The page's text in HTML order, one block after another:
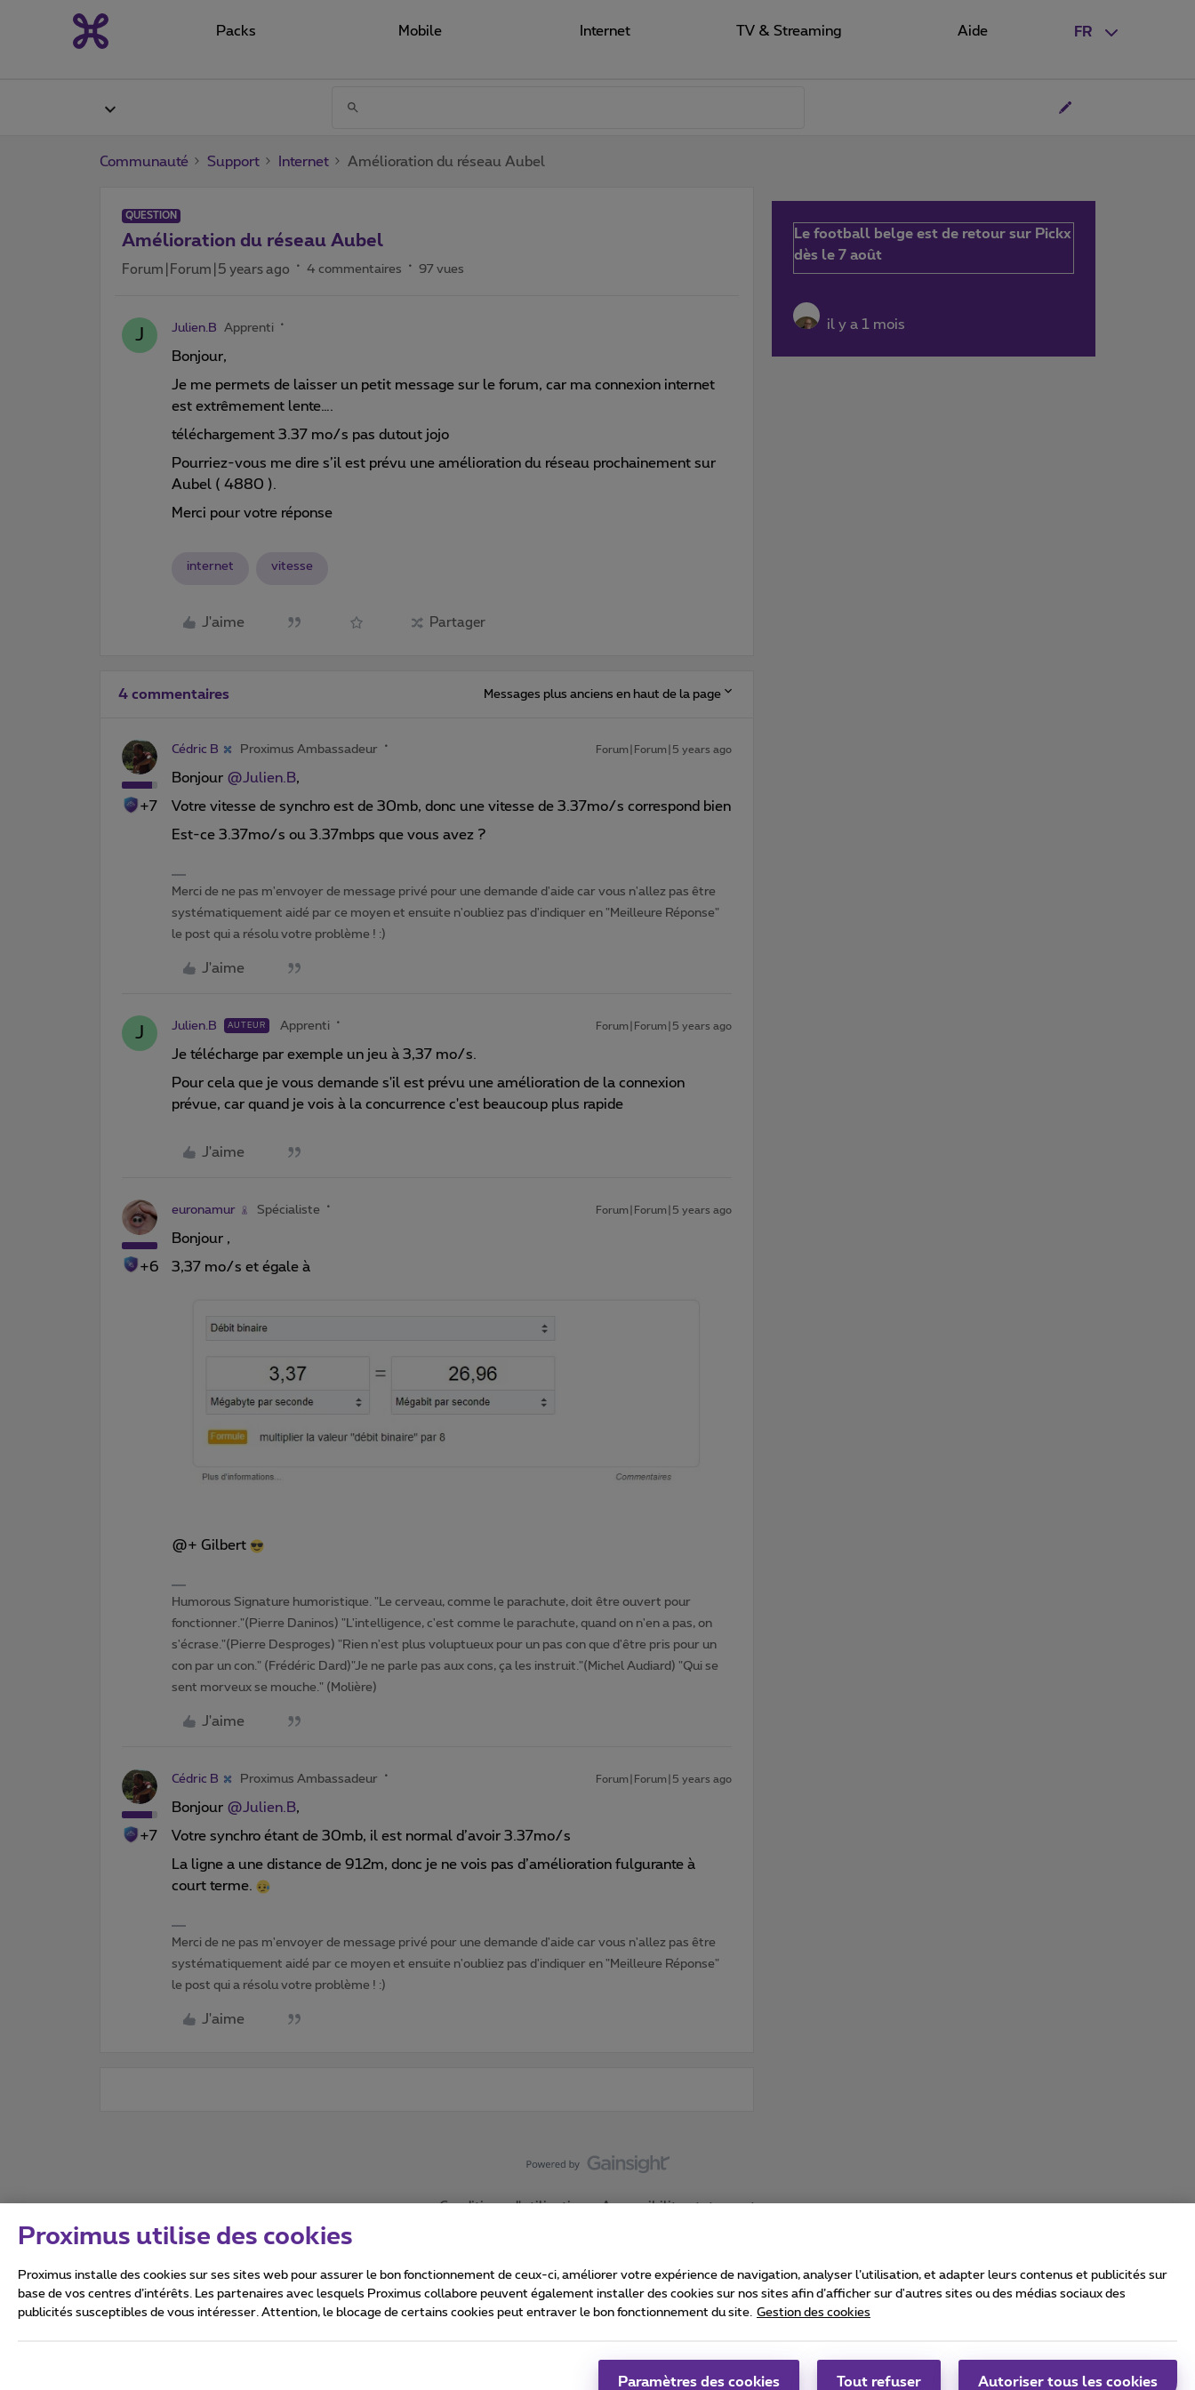
FR
Packs Mobile Internet TV & Streaming Aide
Communauté Support Internet Amélioration du réseau Aubel
QUESTION
Amélioration du réseau Aubel
Forum|Forum|5 years ago 4 commentaires 97 vues
J Julien.B Apprenti
Bonjour,
Je me permets de laisser un petit message sur le forum, car ma connexion internet
est extrêmement lente….
téléchargement 3.37 mo/s pas dutout jojo
Pourriez-vous me dire s’il est prévu une amélioration du réseau prochainement sur
Aubel ( 4880 ).
Merci pour votre réponse
internet vitesse
J'aime Partager
4 commentaires Messages plus anciens en haut de la page
+7
Cédric B Proximus Ambassadeur Forum|Forum|5 years ago
Bonjour @Julien.B,
Votre vitesse de synchro est de 30mb, donc une vitesse de 3.37mo/s correspond bien
Est-ce 3.37mo/s ou 3.37mbps que vous avez ?
Merci de ne pas m'envoyer de message privé pour une demande d'aide car vous n'allez pas être
systématiquement aidé par ce moyen et ensuite n'oubliez pas d'indiquer en "Meilleure Réponse"
le post qui a résolu votre problème ! :)
J'aime
J Julien.B AUTEUR Apprenti Forum|Forum|5 years ago
Je télécharge par exemple un jeu à 3,37 mo/s.
Pour cela que je vous demande s'il est prévu une amélioration de la connexion
prévue, car quand je vois à la concurrence c'est beaucoup plus rapide
J'aime
+6
euronamur Spécialiste Forum|Forum|5 years ago
Bonjour ,
3,37 mo/s et égale à
@+ Gilbert
Humorous Signature humoristique. "Le cerveau, comme le parachute, doit être ouvert pour
fonctionner."(Pierre Daninos) "L'intelligence, c'est comme le parachute, quand on n'en a pas, on
s'écrase."(Pierre Desproges) "Rien n'est plus voluptueux pour un pas con que d'être pris pour un
con par un con." (Frédéric Dard)"Je ne parle pas aux cons, ça les instruit."(Michel Audiard) "Qui se
sent morveux se mouche." (Molière)
J'aime
+7
Cédric B Proximus Ambassadeur Forum|Forum|5 years ago
Bonjour @Julien.B,
Votre synchro étant de 30mb, il est normal d’avoir 3.37mo/s
La ligne a une distance de 912m, donc je ne vois pas d’amélioration fulgurante à
court terme.
Merci de ne pas m'envoyer de message privé pour une demande d'aide car vous n'allez pas être
systématiquement aidé par ce moyen et ensuite n'oubliez pas d'indiquer en "Meilleure Réponse"
le post qui a résolu votre problème ! :)
J'aime
Le football belge est de retour sur Pickx
dès le 7 août
il y a 1 mois
Conditions d'utilisation Accessibility statement
Tous droits réservés. ©2026Proximus
Carrier & Wholesale Solutions
Proximus Group
|
Proximus utilise des cookies
Proximus installe des cookies sur ses sites web pour assurer le bon fonctionnement de ceux-ci, améliorer votre expérience de navigation, analyser l’utilisation, et adapter leurs contenus et publicités sur
base de vos centres d’intérêts. Les partenaires avec lesquels Proximus collabore peuvent également installer des cookies sur nos sites afin d’afficher sur d'autres sites ou des médias sociaux des
publicités susceptibles de vous intéresser. Attention, le blocage de certains cookies peut entraver le bon fonctionnement du site. Gestion des cookies
Paramètres des cookies Tout refuser Autoriser tous les cookies